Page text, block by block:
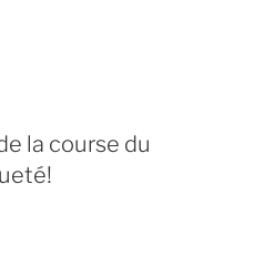
la course du